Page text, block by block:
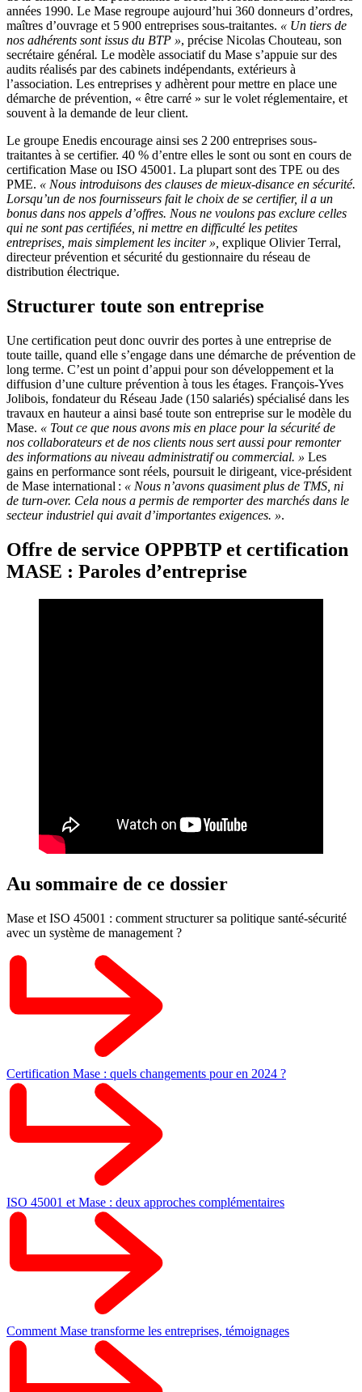
années 1990. Le Mase regroupe aujourd’hui 360 donneurs d’ordres,
maîtres d’ouvrage et 5 900 entreprises sous-traitantes. « Un tiers de
nos adhérents sont issus du BTP », précise Nicolas Chouteau, son
secrétaire général. Le modèle associatif du Mase s’appuie sur des
audits réalisés par des cabinets indépendants, extérieurs à
l’association. Les entreprises y adhèrent pour mettre en place une
démarche de prévention, « être carré » sur le volet réglementaire, et
souvent à la demande de leur client.
Le groupe Enedis encourage ainsi ses 2 200 entreprises sous-
traitantes à se certifier. 40 % d’entre elles le sont ou sont en cours de
certification Mase ou ISO 45001. La plupart sont des TPE ou des
PME. « Nous introduisons des clauses de mieux-disance en sécurité.
Lorsqu’un de nos fournisseurs fait le choix de se certifier, il a un
bonus dans nos appels d’offres. Nous ne voulons pas exclure celles
qui ne sont pas certifiées, ni mettre en difficulté les petites
entreprises, mais simplement les inciter », explique Olivier Terral,
directeur prévention et sécurité du gestionnaire du réseau de
distribution électrique.
Structurer toute son entreprise
Une certification peut donc ouvrir des portes à une entreprise de
toute taille, quand elle s’engage dans une démarche de prévention de
long terme. C’est un point d’appui pour son développement et la
diffusion d’une culture prévention à tous les étages. François-Yves
Jolibois, fondateur du Réseau Jade (150 salariés) spécialisé dans les
travaux en hauteur a ainsi basé toute son entreprise sur le modèle du
Mase. « Tout ce que nous avons mis en place pour la sécurité de
nos collaborateurs et de nos clients nous sert aussi pour remonter
des informations au niveau administratif ou commercial. » Les
gains en performance sont réels, poursuit le dirigeant, vice-président
de Mase international : « Nous n’avons quasiment plus de TMS, ni
de turn-over. Cela nous a permis de remporter des marchés dans le
secteur industriel qui avait d’importantes exigences. ».
Offre de service OPPBTP et certification
MASE : Paroles d’entreprise
Au sommaire de ce dossier
Mase et ISO 45001 : comment structurer sa politique santé-sécurité
avec un système de management ?
Certification Mase : quels changements pour en 2024 ?
ISO 45001 et Mase : deux approches complémentaires
Comment Mase transforme les entreprises, témoignages